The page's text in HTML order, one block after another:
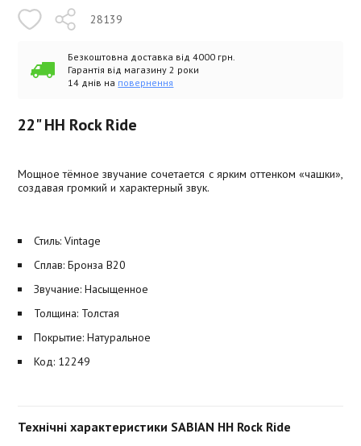
28139
Безкоштовна доставка від 4000 грн.
Гарантія від магазину 2 роки
14 днів на повернення
22" HH Rock Ride
Мощное тёмное звучание сочетается с ярким оттенком «чашки»,
создавая громкий и характерный звук.
Стиль: Vintage
Сплав: Бронза B20
Звучание: Насыщенное
Толщина: Толстая
Покрытие: Натуральное
Код: 12249
Технічні характеристики SABIAN HH Rock Ride